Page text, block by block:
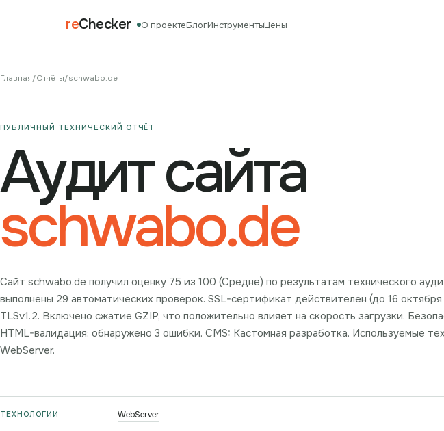
reChecker О проектеБлогИнструментыЦены
Главная/Отчёты/schwabo.de
ПУБЛИЧНЫЙ ТЕХНИЧЕСКИЙ ОТЧЁТ
Аудит сайта
schwabo.de
Сайт schwabo.de получил оценку 75 из 100 (Средне) по результатам технического
выполнены 29 автоматических проверок. SSL-сертификат действителен (до 16
TLSv1.2. Включено сжатие GZIP, что положительно влияет на скорость загрузки.
HTML-валидация: обнаружено 3 ошибки. CMS: Кастомная разработка. Используемые
WebServer.
ТЕХНОЛОГИИ WebServer